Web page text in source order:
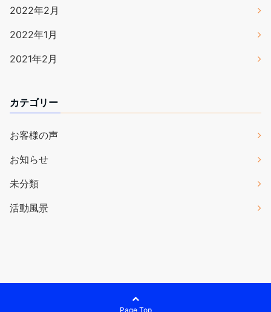
2022年2月
2022年1月
2021年2月
カテゴリー
お客様の声
お知らせ
未分類
活動風景
Page Top